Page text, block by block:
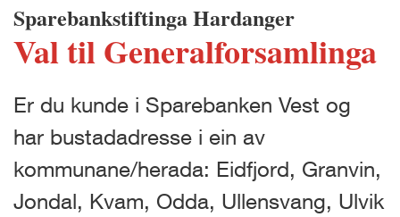
Sparebankstiftinga Hardanger
Val til Generalforsamlinga
Er du kunde i Sparebanken Vest og
har bustadadresse i ein av
kommunane/herada: Eidfjord, Granvin,
Jondal, Kvam, Odda, Ullensvang, Ulvik